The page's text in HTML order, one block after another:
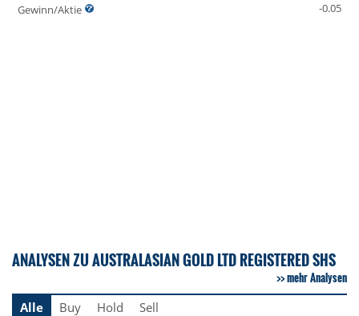
Gewinn/Aktie
-0.05
ANALYSEN ZU AUSTRALASIAN GOLD LTD REGISTERED SHS
mehr Analysen
Alle
Buy Hold Sell